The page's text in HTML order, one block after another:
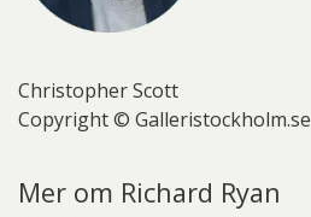
Christopher Scott
Copyright © Galleristockholm.se
Mer om Richard Ryan